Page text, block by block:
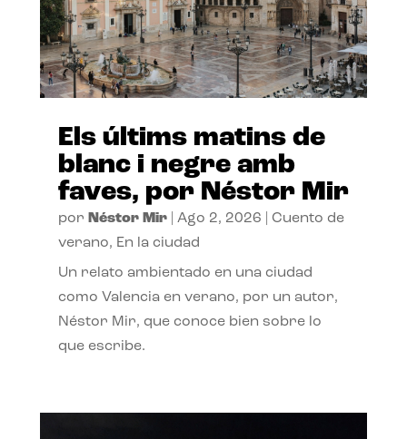
Els últims matins de
blanc i negre amb
faves, por Néstor Mir
por Néstor Mir| Ago 2, 2026
Cuento de
verano, En la ciudad
Un relato ambientado en una ciudad
como Valencia en verano, por un autor,
Néstor Mir, que conoce bien sobre lo
que escribe.